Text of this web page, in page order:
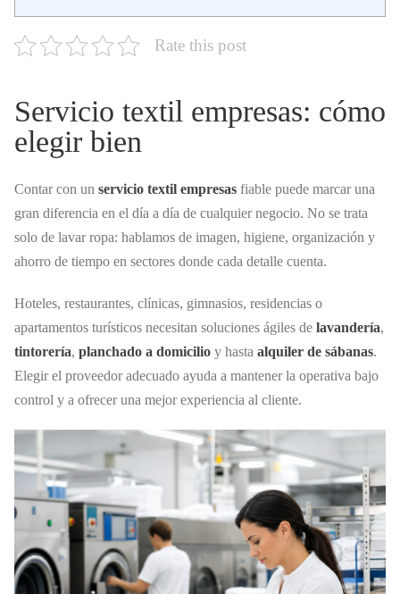
Rate this post
Servicio textil empresas: cómo
elegir bien
Contar con un servicio textil empresas fiable puede marcar una
gran diferencia en el día a día de cualquier negocio. No se trata
solo de lavar ropa: hablamos de imagen, higiene, organización y
ahorro de tiempo en sectores donde cada detalle cuenta.
Hoteles, restaurantes, clínicas, gimnasios, residencias o
apartamentos turísticos necesitan soluciones ágiles de lavandería,
tintorería, planchado a domicilio y hasta alquiler de sábanas.
Elegir el proveedor adecuado ayuda a mantener la operativa bajo
control y a ofrecer una mejor experiencia al cliente.